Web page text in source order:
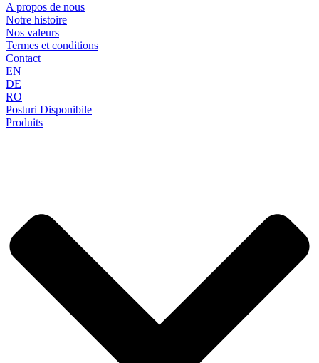
A propos de nous
Notre histoire
Nos valeurs
Termes et conditions
Contact
EN
DE
RO
Posturi Disponibile
Produits